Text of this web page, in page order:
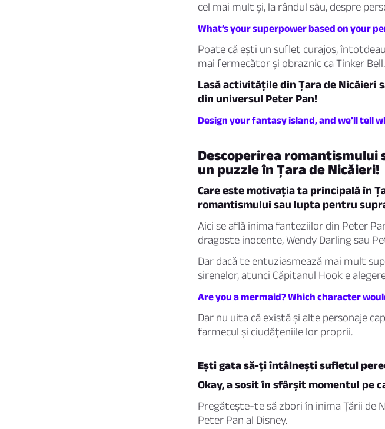
cel mai mult și, la rândul său, despre
What’s your superpower based on your
Poate că ești un suflet curajos,
mai fermecător și obraznic ca Tinker Bell.
Lasă activitățile din Țara de Nicăieri
din universul Peter Pan!
Design your fantasy island, and we’ll tell
Descoperirea romantismului
un puzzle în Țara de Nicăieri!
Care este motivația ta principală în
romantismului sau lupta pentru
Aici se află inima fanteziilor din Peter
dragoste inocente, Wendy Darling sau
Dar dacă te entuziasmează mai mult
sirenelor, atunci Căpitanul Hook e
Are you a mermaid? Which character
Dar nu uita că există și alte personaje
farmecul și ciudățeniile lor proprii.
Ești gata să-ți întâlnești sufletul
Okay, a sosit în sfârșit momentul pe
Pregătește-te să zbori în inima Țării de
Peter Pan al Disney.